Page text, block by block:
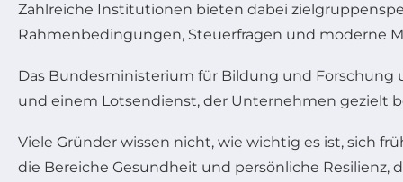
Zahlreiche Institutionen bieten dabei
Rahmenbedingungen, Steuerfragen und moderne
Das Bundesministerium für Bildung und
und einem Lotsendienst, der Unternehmen gezielt
Viele Gründer wissen nicht, wie wichtig es ist, sich
die Bereiche Gesundheit und persönliche